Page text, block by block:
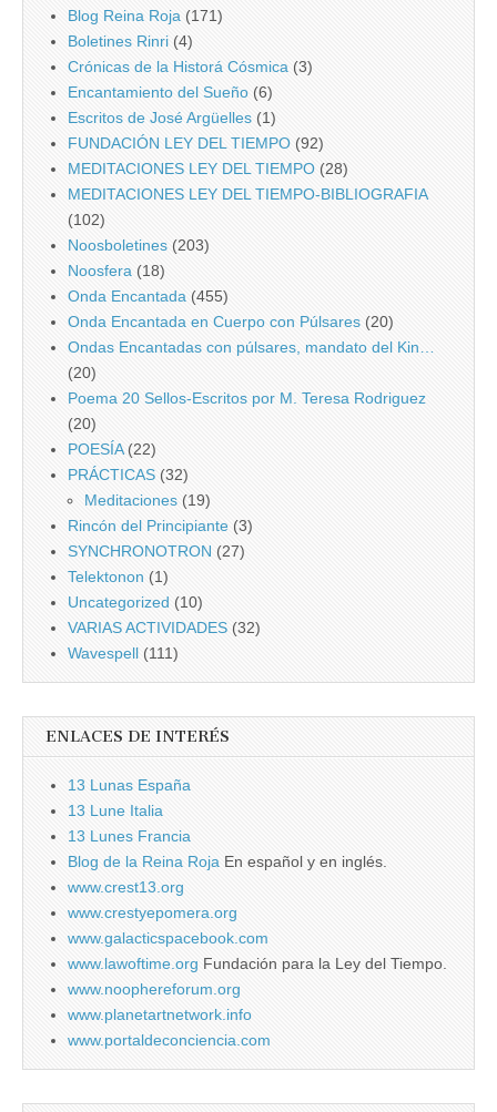
Blog Reina Roja (171)
Boletines Rinri (4)
Crónicas de la Historá Cósmica (3)
Encantamiento del Sueño (6)
Escritos de José Argüelles (1)
FUNDACIÓN LEY DEL TIEMPO (92)
MEDITACIONES LEY DEL TIEMPO (28)
MEDITACIONES LEY DEL TIEMPO-BIBLIOGRAFIA
(102)
Noosboletines (203)
Noosfera (18)
Onda Encantada (455)
Onda Encantada en Cuerpo con Púlsares (20)
Ondas Encantadas con púlsares, mandato del Kin…
(20)
Poema 20 Sellos-Escritos por M. Teresa Rodriguez
(20)
POESÍA(22)
PRÁCTICAS (32)
Meditaciones (19)
Rincón del Principiante (3)
SYNCHRONOTRON (27)
Telektonon (1)
Uncategorized (10)
VARIAS ACTIVIDADES (32)
Wavespell (111)
ENLACES DE INTERÉS
13 Lunas España
13 Lune Italia
13 Lunes Francia
Blog de la Reina Roja En español y en inglés.
www.crest13.org
www.crestyepomera.org
www.galacticspacebook.com
www.lawoftime.org Fundación para la Ley del Tiempo.
www.noophereforum.org
www.planetartnetwork.info
www.portaldeconciencia.com